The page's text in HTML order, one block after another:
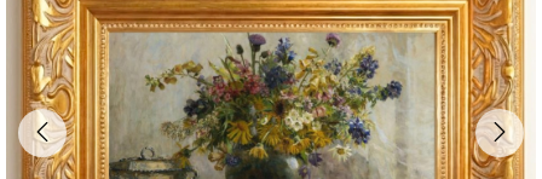
UM ATELIÊ 100% FINE ART
Trazemos a imponência dasmaiores obras de arte do mundo
para o
alto padrão da sua casa. Nosso acervo reúne a genialidade de
grandes
pintores renomados, resgatandoartes reaise o requinte inconfundível
das obras do
século XIX. Produção artesanal emCanvas 100% Algodão,
molduras emMadeira Maciça e impressão com Pigmentação Mineral .